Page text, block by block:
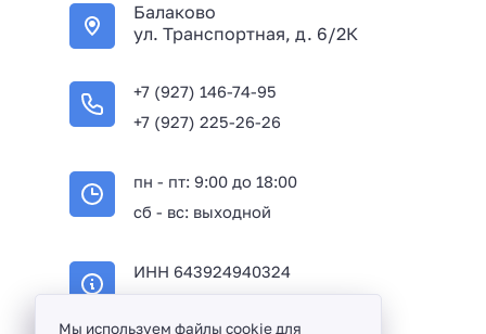
Балаково
ул. Транспортная, д. 6/2К
+7 (927) 146-74-95
+7 (927) 225-26-26
пн - пт: 9:00 до 18:00
сб - вс: выходной
ИНН 643924940324
Мы используем файлы cookie для